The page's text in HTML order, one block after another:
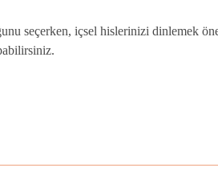
seçerken, içsel hislerinizi dinlemek